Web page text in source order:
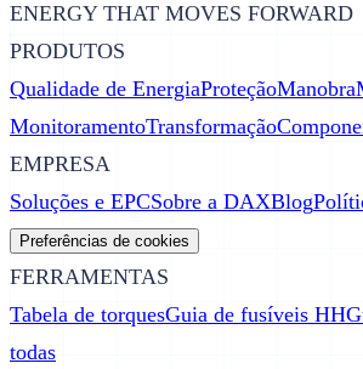
ENERGY THAT MOVES FORWARD
PRODUTOS
Qualidade de EnergiaProteçãoManobra
MonitoramentoTransformação
EMPRESA
Soluções e EPCSobre a DAXBlog
Preferências de cookies
FERRAMENTAS
Tabela de torquesGuia de fusíveis HH
todas